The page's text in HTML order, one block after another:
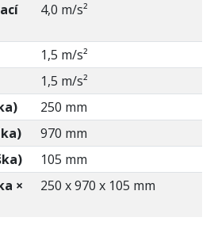
4,0 m/s²
1,5 m/s²
1,5 m/s²
250 mm
970 mm
105 mm
×
250 x 970 x 105 mm